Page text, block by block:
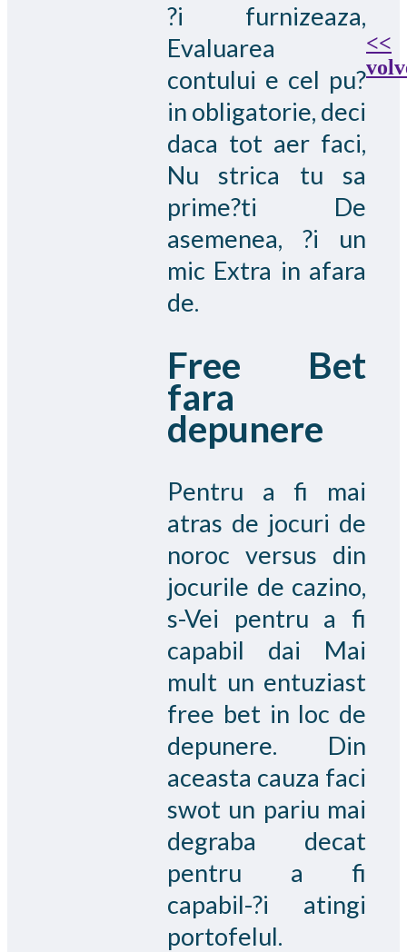
?i furnizeaza,
Evaluarea
contului e cel pu?
in obligatorie, deci
daca tot aer faci,
Nu strica tu sa
prime?ti De
asemenea, ?i un
mic Extra in afara
de.
Free Bet
fara
depunere
Pentru a fi mai
atras de jocuri de
noroc versus din
jocurile de cazino,
s-Vei pentru a fi
capabil dai Mai
mult un entuziast
free bet in loc de
depunere. Din
aceasta cauza faci
swot un pariu mai
degraba decat
pentru a fi
capabil-?i atingi
portofelul.
<<